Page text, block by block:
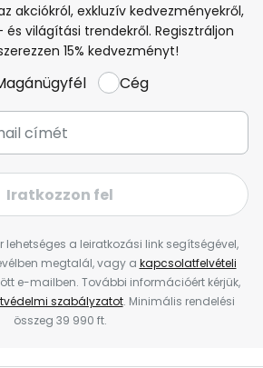
akciókról, exkluzív kedvezményekről,
világítási trendekről. Regisztráljon
15% kedvezményt!
Cég
Iratkozzon fel
lehetséges a leiratkozási link segítségével,
megtalál, vagy a kapcsolatfelvételi
e-mailben. További információért kérjük,
szabályzatot. Minimális rendelési
összeg 39 990 ft.